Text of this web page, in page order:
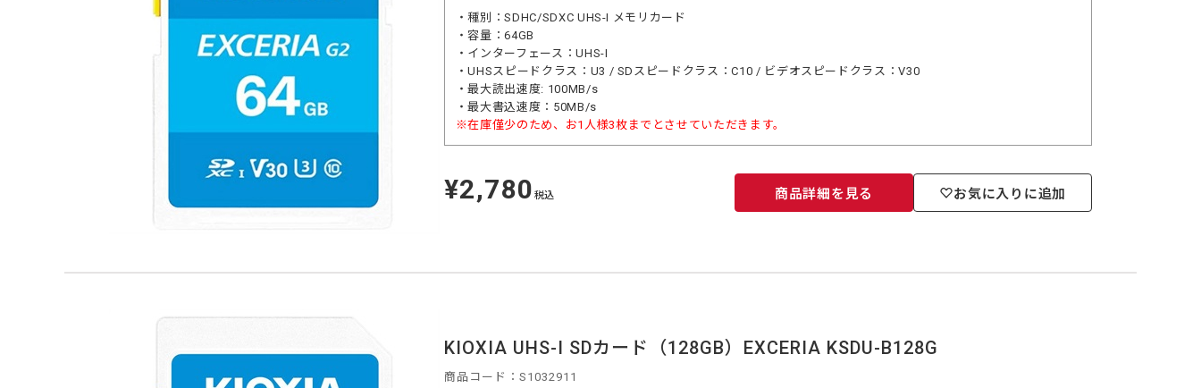
・種別：SDHC/SDXC UHS-I メモリカード
・容量：64GB
・インターフェース：UHS-I
・UHSスピードクラス：U3 / SDスピードクラス：C10 / ビデオスピードクラス：V30
・最大読出速度: 100MB/s
・最大書込速度：50MB/s
※在庫僅少のため、お1人様3枚までとさせていただきます。
定
価
¥2,780 税込 商品詳細を見る お気に入りに追加
KIOXIA UHS-I SDカード（128GB）EXCERIA KSDU-B128G
商品コード：S1032911